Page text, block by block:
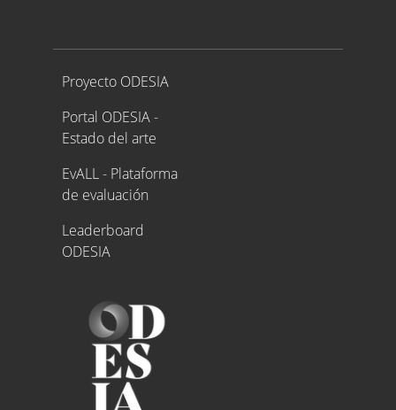
Proyecto ODESIA
Proyecto ODESIA
Portal ODESIA -
Estado del arte
EvALL - Plataforma
de evaluación
Leaderboard
ODESIA